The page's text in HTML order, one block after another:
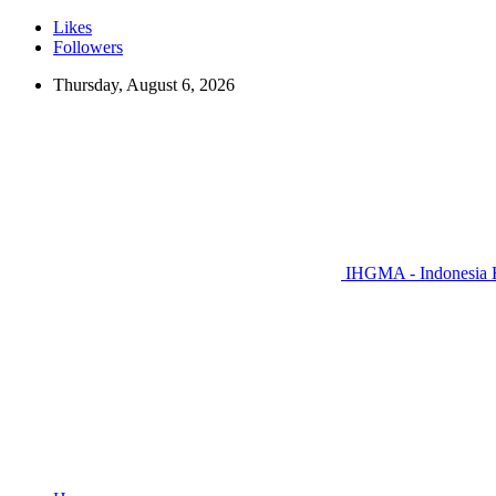
Likes
Followers
Thursday, August 6, 2026
IHGMA - Indonesia